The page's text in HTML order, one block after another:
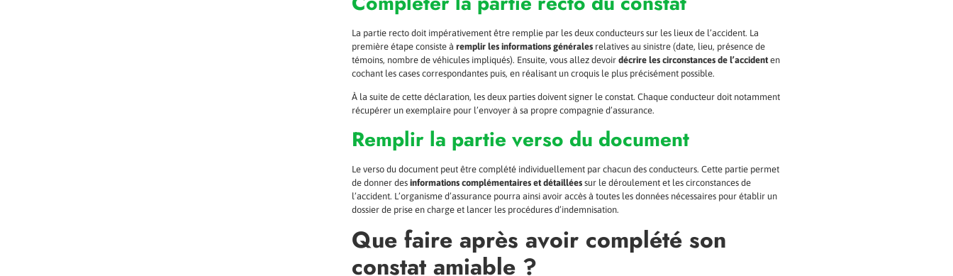
La partie recto doit impérativement être remplie par les deux conducteurs sur les lieux de l’accident. La
première étape consiste à remplir les informations générales relatives au sinistre (date, lieu, présence de
témoins, nombre de véhicules impliqués). Ensuite, vous allez devoir décrire les circonstances de l’accident en
cochant les cases correspondantes puis, en réalisant un croquis le plus précisément possible.
À la suite de cette déclaration, les deux parties doivent signer le constat. Chaque conducteur doit notamment
récupérer un exemplaire pour l’envoyer à sa propre compagnie d’assurance.
Remplir la partie verso du document
Le verso du document peut être complété individuellement par chacun des conducteurs. Cette partie permet
de donner des informations complémentaires et détaillées sur le déroulement et les circonstances de
l’accident. L’organisme d’assurance pourra ainsi avoir accès à toutes les données nécessaires pour établir un
dossier de prise en charge et lancer les procédures d’indemnisation.
Que faire après avoir complété son
constat amiable ?